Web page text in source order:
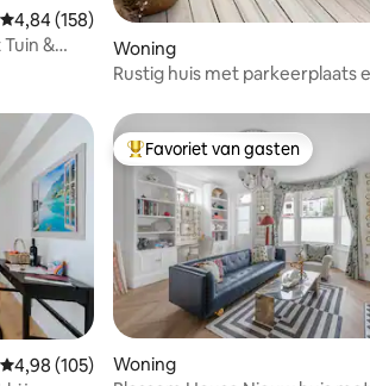
Gemiddelde beoordeling van 4,84 op 5, 158
4,84 (158)
&
Woning
Rustig huis met parkeerplaats
Gemiddelde beoordeling van 4,98 op 5, 105
4,98 (105)
Topfavoriet van gasten
Favoriet van gasten
Woning